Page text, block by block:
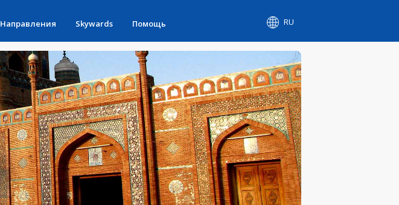
Направления Skywards Помощь RU